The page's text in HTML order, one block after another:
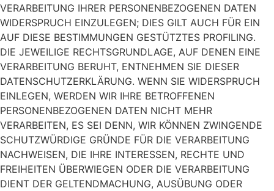
VERARBEITUNG IHRER PERSONENBEZOGENEN DATEN
WIDERSPRUCH EINZULEGEN; DIES GILT AUCH FÜR EIN
AUF DIESE BESTIMMUNGEN GESTÜTZTES PROFILING.
DIE JEWEILIGE RECHTSGRUNDLAGE, AUF DENEN EINE
VERARBEITUNG BERUHT, ENTNEHMEN SIE DIESER
DATENSCHUTZERKLÄRUNG. WENN SIE WIDERSPRUCH
EINLEGEN, WERDEN WIR IHRE BETROFFENEN
PERSONENBEZOGENEN DATEN NICHT MEHR
VERARBEITEN, ES SEI DENN, WIR KÖNNEN ZWINGENDE
SCHUTZWÜRDIGE GRÜNDE FÜR DIE VERARBEITUNG
NACHWEISEN, DIE IHRE INTERESSEN, RECHTE UND
FREIHEITEN ÜBERWIEGEN ODER DIE VERARBEITUNG
DIENT DER GELTENDMACHUNG, AUSÜBUNG ODER